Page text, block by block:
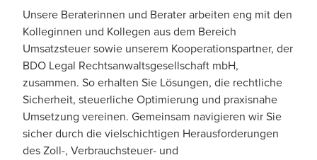
Unsere Beraterinnen und Berater arbeiten eng mit den
Kolleginnen und Kollegen aus dem Bereich
Umsatzsteuer sowie unserem Kooperationspartner, der
BDO Legal Rechtsanwaltsgesellschaft mbH,
zusammen. So erhalten Sie Lösungen, die rechtliche
Sicherheit, steuerliche Optimierung und praxisnahe
Umsetzung vereinen. Gemeinsam navigieren wir Sie
sicher durch die vielschichtigen Herausforderungen
des Zoll-, Verbrauchsteuer- und